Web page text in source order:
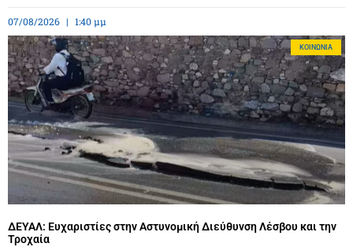
07/08/2026 1:40 μμ
ΚΟΙΝΩΝΊΑ
ΔΕΥΑΛ: Ευχαριστίες στην Αστυνομική Διεύθυνση Λέσβου και την
Τροχαία